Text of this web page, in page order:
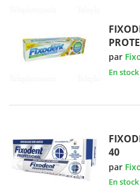
par
En stock
40
par
En stock